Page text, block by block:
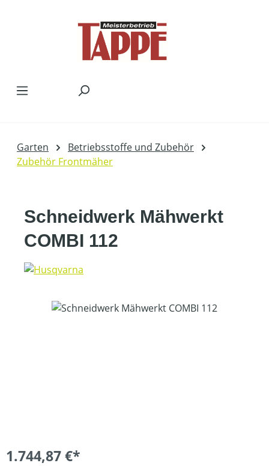
Garten
Betriebsstoffe und Zubehör
Zubehör Frontmäher
Schneidwerk Mähwerkt
COMBI 112
Bildergalerie überspringen
1.744,87 €*